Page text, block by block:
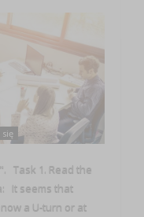
się
Task 1. Read the
It seems that
a U-turn or at